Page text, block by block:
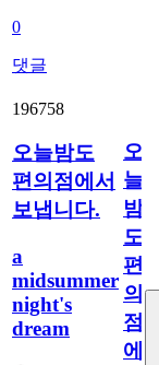
0
댓글
196758
오늘밤도
편의점에서
보냅니다.
a
midsummer
night's
dream
오
늘
밤
도
편
의
점
에